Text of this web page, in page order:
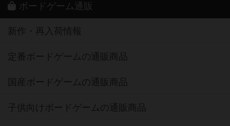
ボードゲーム通販
新作・再入荷情報
定番ボードゲームの通販商品
国産ボードゲームの通販商品
子供向けボードゲームの通販商品